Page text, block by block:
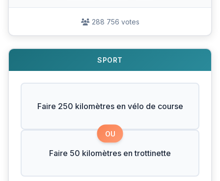
288 756 votes
SPORT
Faire 250 kilomètres en vélo de course
OU
Faire 50 kilomètres en trottinette